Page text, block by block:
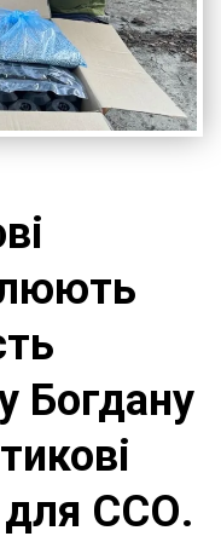
Богдану
для ССО.